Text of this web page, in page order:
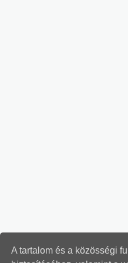
A tartalom és a közösségi